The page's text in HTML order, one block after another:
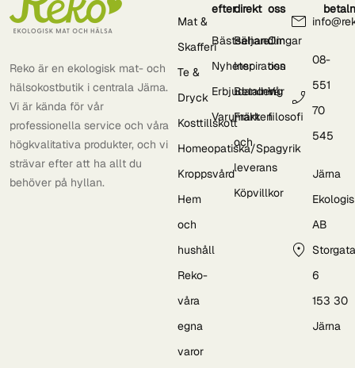
Reko är en ekologisk mat- och
hälsokostbutik i centrala Järna.
Vi är kända för vår
professionella service och våra
högkvalitativa produkter, och vi
strävar efter att ha allt du
behöver på hyllan.
Mat &
Skafferi
Te &
Dryck
Kosttillskott
Homeopatiska/Spagyrik
Kroppsvård
Hem
och
hushåll
Reko-
våra
egna
varor
efter
Bästsäljare
Nyheter
Erbjudanden
Varumärken
direkt
Behandlingar
Inspiration
Betalning
Frakt
och
leverans
Köpvillkor
oss
Om
oss
Vår
filosofi
08-
551
70
545
Järna
AB
6
153 30
Järna